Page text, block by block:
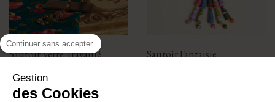
Sautoir Verre Travaillé
Prix
35,00 €
Sautoir Fantaisie
Continuer sans accepter
Gestion
des Cookies